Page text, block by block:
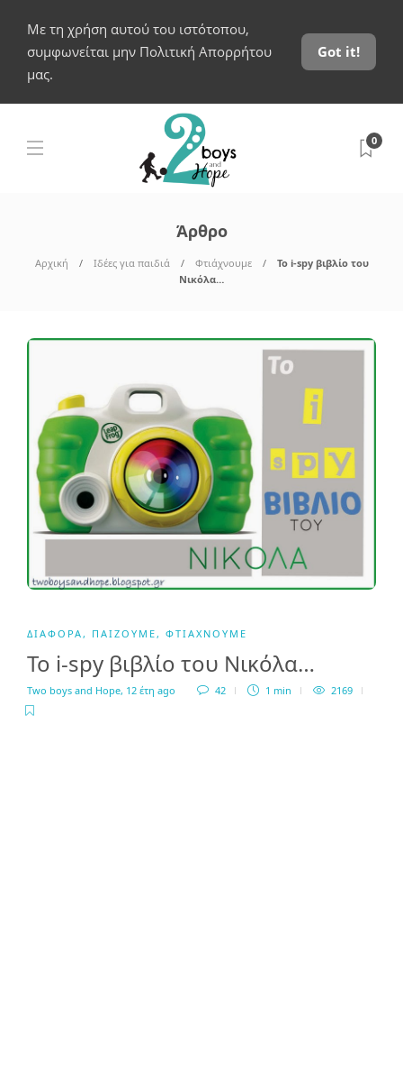
Με τη χρήση αυτού του ιστότοπου,
συμφωνείται μην Πολιτική Απορρήτου
μας.
Got it!
0
Άρθρο
Αρχική Ιδέες για παιδιά Φτιάχνουμε
Το i-spy βιβλίο του
Νικόλα…
ΔΙΆΦΟΡΑ , ΠΑΊΖΟΥΜΕ , ΦΤΙΆΧΝΟΥΜΕ
Το i-spy βιβλίο του Νικόλα…
Two boys and Hope, 12 έτη ago 42 1 min 2169